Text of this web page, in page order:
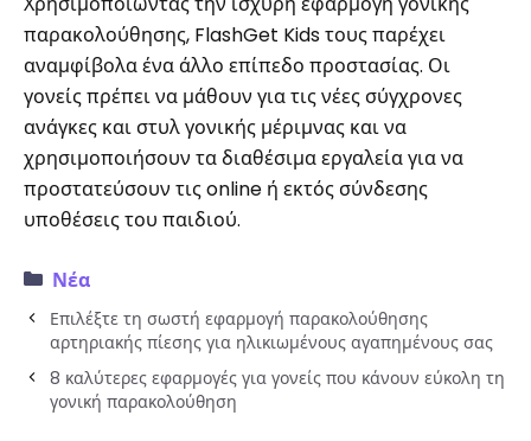
παρακολούθησης, FlashGet Kids τους παρέχει
αναμφίβολα ένα άλλο επίπεδο προστασίας. Οι
γονείς πρέπει να μάθουν για τις νέες σύγχρονες
ανάγκες και στυλ γονικής μέριμνας και να
χρησιμοποιήσουν τα διαθέσιμα εργαλεία για να
προστατεύσουν τις online ή εκτός σύνδεσης
υποθέσεις του παιδιού.
Νέα
Επιλέξτε τη σωστή εφαρμογή παρακολούθησης
αρτηριακής πίεσης για ηλικιωμένους αγαπημένους σας
8 καλύτερες εφαρμογές για γονείς που κάνουν εύκολη τη
γονική παρακολούθηση